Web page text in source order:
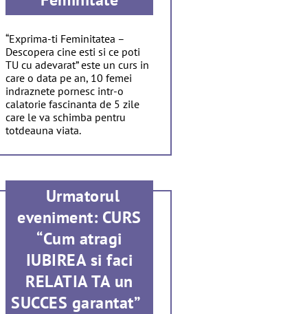
“Exprima-ti Feminitatea –
Descopera cine esti si ce poti
TU cu adevarat” este un curs in
care o data pe an, 10 femei
indraznete pornesc intr-o
calatorie fascinanta de 5 zile
care le va schimba pentru
totdeauna viata.
Urmatorul
eveniment: CURS
“Cum atragi
IUBIREA si faci
RELATIA TA un
SUCCES garantat”